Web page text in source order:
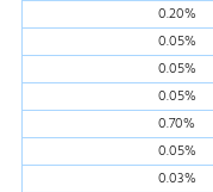
0.20%
0.05%
0.05%
0.05%
0.70%
0.05%
0.03%